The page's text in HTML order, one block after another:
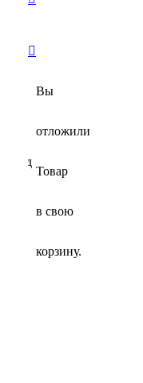
Вы
отложили
Товар
в свою
корзину.
Год